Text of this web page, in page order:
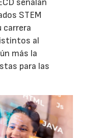
señalan
STEM
carrera
al
más la
para las